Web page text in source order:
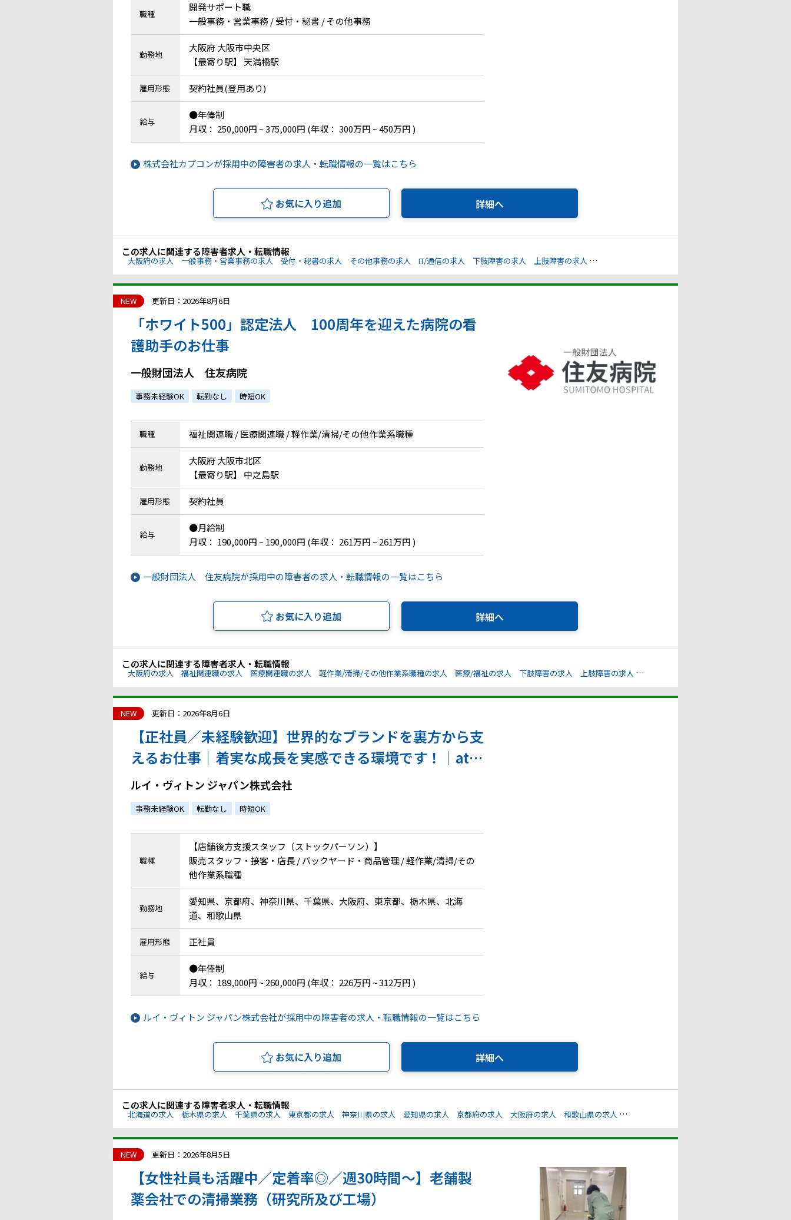
職種
開発サポート職
一般事務・営業事務 / 受付・秘書 / その他事務
勤務地
大阪府 大阪市中央区
【最寄り駅】 天満橋駅
雇用形態 契約社員(登用あり)
給与
●年俸制
月収： 250,000円 ~ 375,000円 (年収： 300万円 ~ 450万円 )
株式会社カプコンが採用中の障害者の求人・転職情報の一覧はこちら
お気に入り追加 詳細へ
この求人に関連する障害者求人・転職情報
大阪府の求人 一般事務・営業事務の求人 受付・秘書の求人 その他事務の求人 IT/通信の求人 下肢障害の求人 上肢障害の求人 心臓機能障害の求人
NEW 更新日：2026年8月6日
「ホワイト500」認定法人 100周年を迎えた病院の看
護助手のお仕事
一般財団法人 住友病院
事務未経験OK 転勤なし 時短OK
職種 福祉関連職 / 医療関連職 / 軽作業/清掃/その他作業系職種
勤務地
大阪府 大阪市北区
【最寄り駅】 中之島駅
雇用形態 契約社員
給与
●月給制
月収： 190,000円 ~ 190,000円 (年収： 261万円 ~ 261万円 )
一般財団法人 住友病院が採用中の障害者の求人・転職情報の一覧はこちら
お気に入り追加 詳細へ
この求人に関連する障害者求人・転職情報
大阪府の求人 福祉関連職の求人 医療関連職の求人 軽作業/清掃/その他作業系職種の求人 医療/福祉の求人 下肢障害の求人 上肢障害の求人 視覚障害の求人
NEW 更新日：2026年8月6日
【正社員／未経験歓迎】世界的なブランドを裏方から支
えるお仕事｜着実な成長を実感できる環境です！｜atG
Pからの採用実績あり！
ルイ・ヴィトン ジャパン株式会社
事務未経験OK 転勤なし 時短OK
職種
【店舗後方支援スタッフ（ストックパーソン）】
販売スタッフ・接客・店長 / バックヤード・商品管理 / 軽作業/清掃/その
他作業系職種
勤務地
愛知県、京都府、神奈川県、千葉県、大阪府、東京都、栃木県、北海
道、和歌山県
雇用形態 正社員
給与
●年俸制
月収： 189,000円 ~ 260,000円 (年収： 226万円 ~ 312万円 )
ルイ・ヴィトン ジャパン株式会社が採用中の障害者の求人・転職情報の一覧はこちら
お気に入り追加 詳細へ
この求人に関連する障害者求人・転職情報
北海道の求人 栃木県の求人 千葉県の求人 東京都の求人 神奈川県の求人 愛知県の求人 京都府の求人 大阪府の求人 和歌山県の求人 販売スタッフ・接客・店長の求人
NEW 更新日：2026年8月5日
【女性社員も活躍中／定着率◎／週30時間～】老舗製
薬会社での清掃業務（研究所及び工場）